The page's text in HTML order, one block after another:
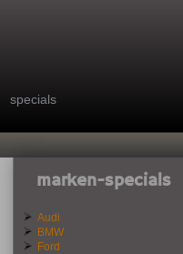
specials
marken-specials
Audi
BMW
Ford